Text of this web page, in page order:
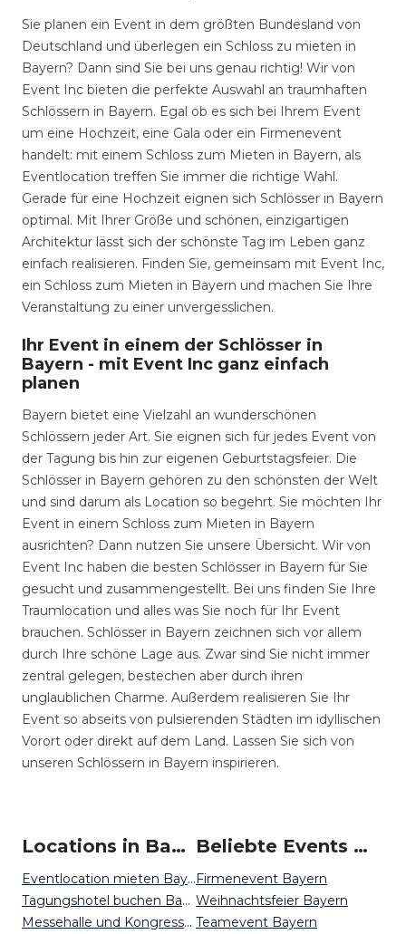
Sie planen ein Event in dem größten Bundesland von
Deutschland und überlegen ein Schloss zu mieten in
Bayern? Dann sind Sie bei uns genau richtig! Wir von
Event Inc bieten die perfekte Auswahl an traumhaften
Schlössern in Bayern. Egal ob es sich bei Ihrem Event
um eine Hochzeit, eine Gala oder ein Firmenevent
handelt: mit einem Schloss zum Mieten in Bayern, als
Eventlocation treffen Sie immer die richtige Wahl.
Gerade für eine Hochzeit eignen sich Schlösser in Bayern
optimal. Mit Ihrer Größe und schönen, einzigartigen
Architektur lässt sich der schönste Tag im Leben ganz
einfach realisieren. Finden Sie, gemeinsam mit Event Inc,
ein Schloss zum Mieten in Bayern und machen Sie Ihre
Veranstaltung zu einer unvergesslichen.
Ihr Event in einem der Schlösser in
Bayern - mit Event Inc ganz einfach
planen
Bayern bietet eine Vielzahl an wunderschönen
Schlössern jeder Art. Sie eignen sich für jedes Event von
der Tagung bis hin zur eigenen Geburtstagsfeier. Die
Schlösser in Bayern gehören zu den schönsten der Welt
und sind darum als Location so begehrt. Sie möchten Ihr
Event in einem Schloss zum Mieten in Bayern
ausrichten? Dann nutzen Sie unsere Übersicht. Wir von
Event Inc haben die besten Schlösser in Bayern für Sie
gesucht und zusammengestellt. Bei uns finden Sie Ihre
Traumlocation und alles was Sie noch für Ihr Event
brauchen. Schlösser in Bayern zeichnen sich vor allem
durch Ihre schöne Lage aus. Zwar sind Sie nicht immer
zentral gelegen, bestechen aber durch ihren
unglaublichen Charme. Außerdem realisieren Sie Ihr
Event so abseits von pulsierenden Städten im idyllischen
Vorort oder direkt auf dem Land. Lassen Sie sich von
unseren Schlössern in Bayern inspirieren.
Locations in Bayern mieten
Eventlocation mieten Bayern
Tagungshotel buchen Bayern
Messehalle und Kongresszentrum mieten Bayern
Beliebte Events in Bayern
Firmenevent Bayern
Weihnachtsfeier Bayern
Teamevent Bayern